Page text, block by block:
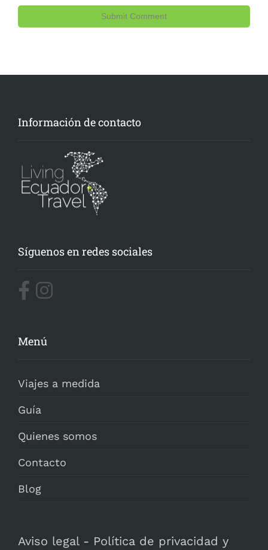
Información de contacto
Síguenos en redes sociales
Menú
Viajes a medida
Guía
Quienes somos
Contacto
Blog
Aviso legal- Política de privacidad y